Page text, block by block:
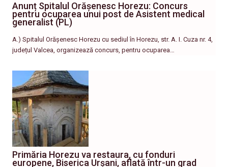
Anunț Spitalul Orășenesc Horezu: Concurs
pentru ocuparea unui post de Asistent medical
generalist (PL)
A.) Spitalul Orășenesc Horezu cu sediul în Horezu, str. A. I. Cuza nr. 4,
județul Valcea, organizează concurs, pentru ocuparea…
Primăria Horezu va restaura, cu fonduri
europene, Biserica Urșani, aflată într-un grad